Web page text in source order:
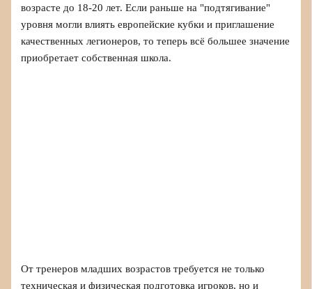
возрасте до 18-20 лет. Если раньше на "подтягивание"
уровня могли влиять европейские кубки и приглашение
качественных легионеров, то теперь всё большее значение
приобретает собственная школа.
От тренеров младших возрастов требуется не только
техническая и физическая подготовка игроков, но и